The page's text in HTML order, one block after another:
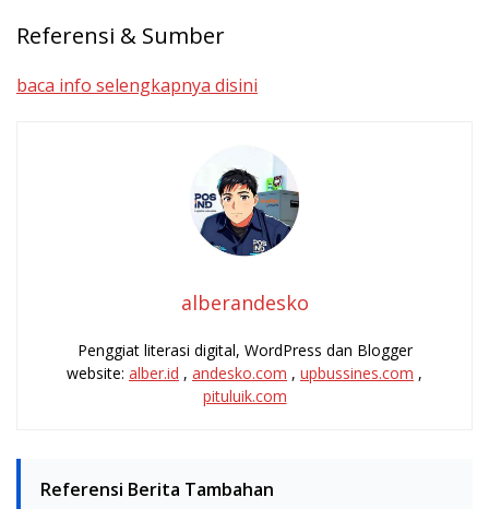
Referensi & Sumber
baca info selengkapnya disini
alberandesko
Penggiat literasi digital, WordPress dan Blogger
website: alber.id , andesko.com , upbussines.com ,
pituluik.com
Referensi Berita Tambahan